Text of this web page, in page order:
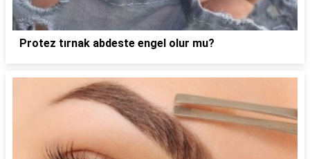
Protez tırnak abdeste engel olur mu?